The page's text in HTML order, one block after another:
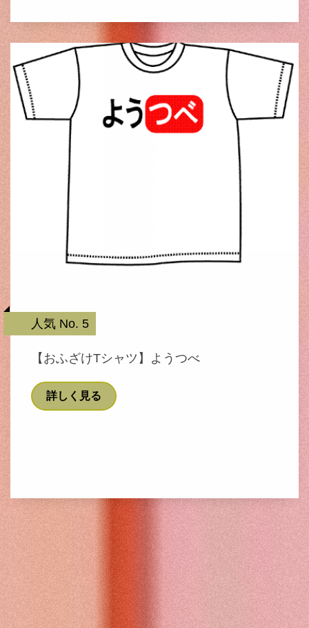
人気 No. 5
【おふざけTシャツ】ようつべ
詳しく見る